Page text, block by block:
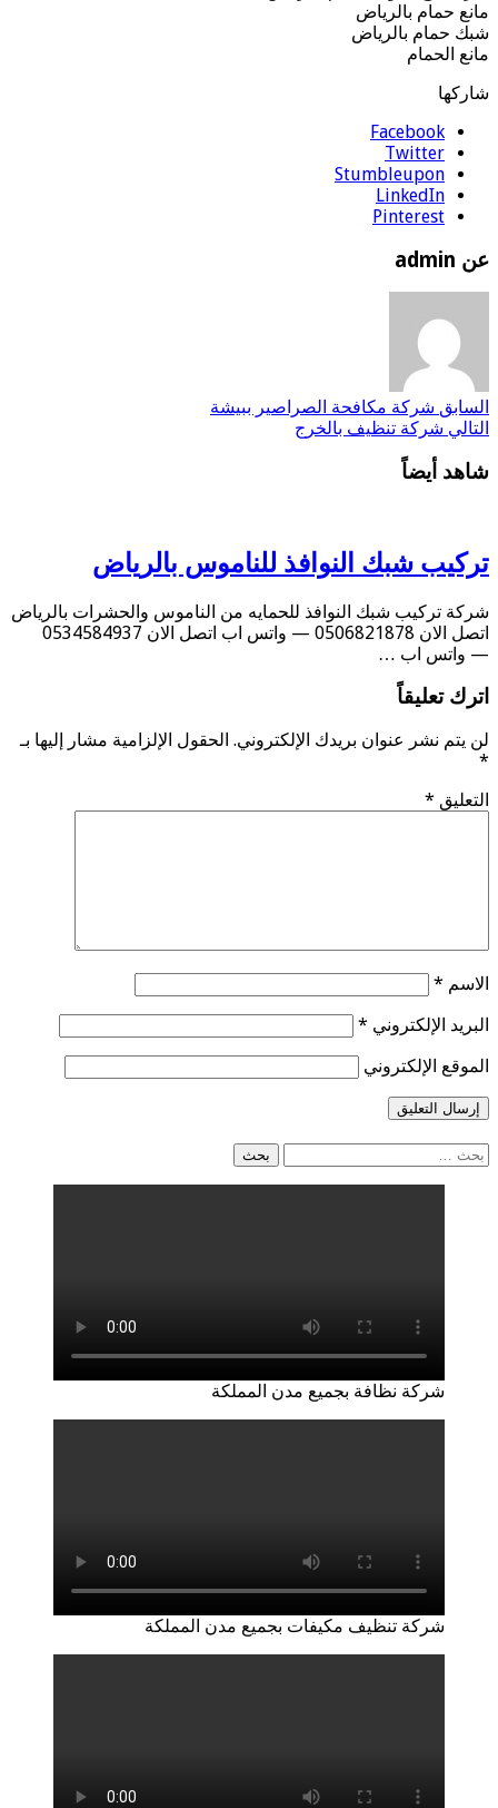
مانع حمام بالرياض
شبك حمام بالرياض
مانع الحمام
شاركها
Facebook
Twitter
Stumbleupon
LinkedIn
Pinterest
عن admin
السابق شركة مكافحة الصراصير ببيشة
التالي شركة تنظيف بالخرج
شاهد أيضاً
تركيب شبك النوافذ للناموس بالرياض
شركة تركيب شبك النوافذ للحمايه من الناموس والحشرات بالرياض
اتصل الان 0506821878 — واتس اب اتصل الان 0534584937
— واتس اب …
اترك تعليقاً
لن يتم نشر عنوان بريدك الإلكتروني. الحقول الإلزامية مشار إليها بـ
*
التعليق *
الاسم *
البريد الإلكتروني *
الموقع الإلكتروني
البحث
شركة نظافة بجميع مدن المملكة
شركة تنظيف مكيفات بجميع مدن المملكة